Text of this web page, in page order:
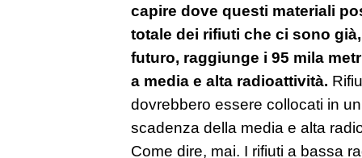
capire dove questi materiali
totale dei rifiuti che ci sono
futuro, raggiunge i 95 mila
a media e alta radioattività.
dovrebbero essere collocati in
scadenza della media e alta
Come dire, mai. I rifiuti a bassa